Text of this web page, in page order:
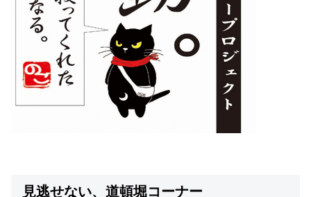
見逃せない、道頓堀コーナー